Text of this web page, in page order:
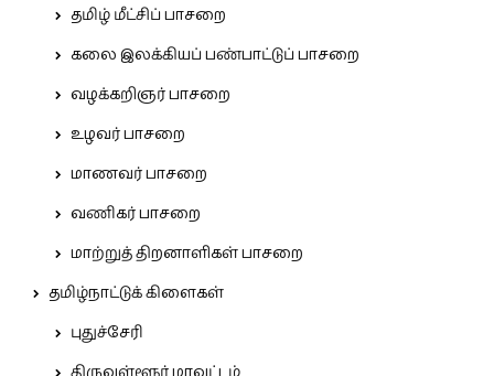
தமிழ் மீட்சிப் பாசறை
கலை இலக்கியப் பண்பாட்டுப் பாசறை
வழக்கறிஞர் பாசறை
உழவர் பாசறை
மாணவர் பாசறை
வணிகர் பாசறை
மாற்றுத் திறனாளிகள் பாசறை
தமிழ்நாட்டுக் கிளைகள்
புதுச்சேரி